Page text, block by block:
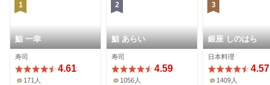
1
鮨 一幸
寿司
4.61
171人
2
鮨 あらい
寿司
4.59
1056人
3
銀座 しのはら
日本料理
4.57
1409人